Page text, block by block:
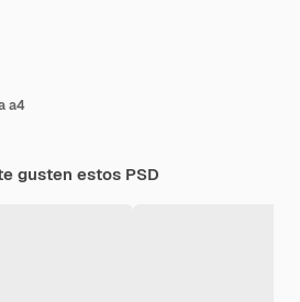
a4
gusten estos PSD